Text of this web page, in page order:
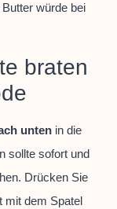
würde bei
braten
unten in die
sollte sofort und
Drücken Sie
mit dem Spatel